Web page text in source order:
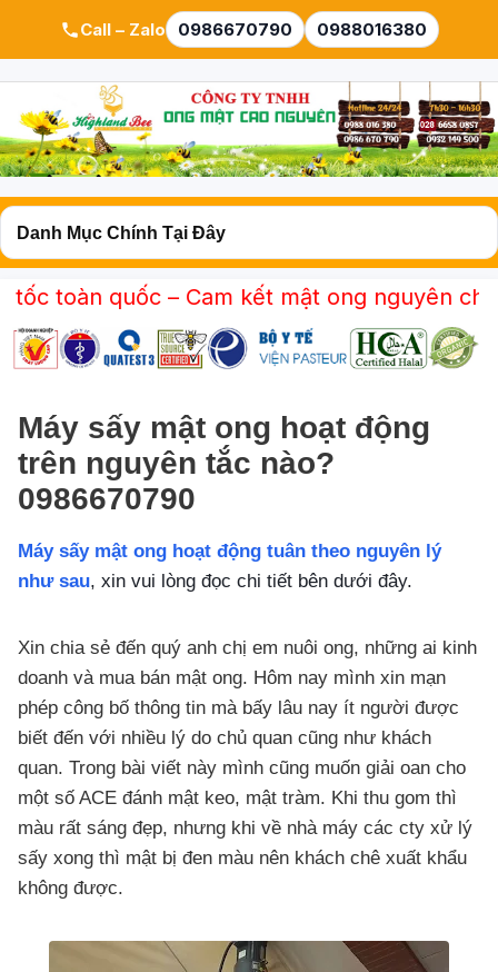
Call – Zalo 0986670790 0988016380
quốc – Cam kết mật ong nguyên chất 100%
Máy sấy mật ong hoạt động
trên nguyên tắc nào?
0986670790
Máy sấy mật ong hoạt động tuân theo nguyên lý
như sau, xin vui lòng đọc chi tiết bên dưới đây.
Xin chia sẻ đến quý anh chị em nuôi ong, những ai kinh
doanh và mua bán mật ong. Hôm nay mình xin mạn
phép công bố thông tin mà bấy lâu nay ít người được
biết đến với nhiều lý do chủ quan cũng như khách
quan. Trong bài viết này mình cũng muốn giải oan cho
một số ACE đánh mật keo, mật tràm. Khi thu gom thì
màu rất sáng đẹp, nhưng khi về nhà máy các cty xử lý
sấy xong thì mật bị đen màu nên khách chê xuất khẩu
không được.